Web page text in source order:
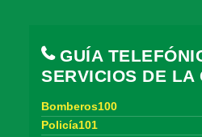
GUÍA
SERVICIOS DE LA
Bomberos100
Policía101